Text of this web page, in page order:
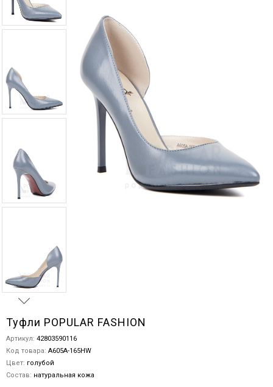
Туфли POPULAR FASHION
Артикул: 42803590116
Код товара: A605A-165HW
Цвет: голубой
Состав: натуральная кожа